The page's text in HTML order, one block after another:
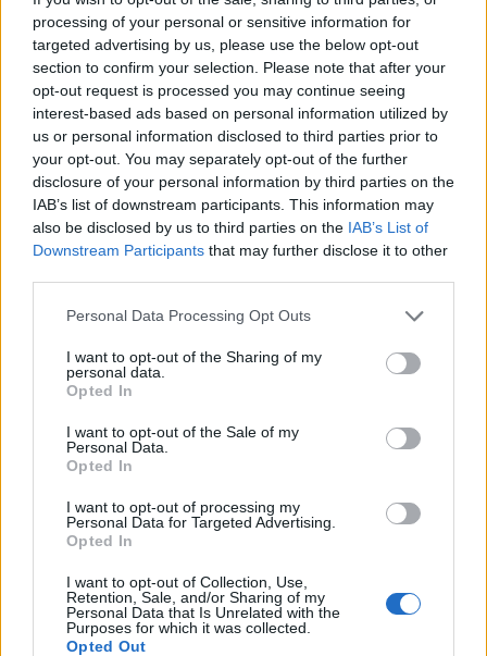
processing of your personal or sensitive information for
targeted advertising by us, please use the below opt-out
section to confirm your selection. Please note that after your
opt-out request is processed you may continue seeing
interest-based ads based on personal information utilized by
us or personal information disclosed to third parties prior to
your opt-out. You may separately opt-out of the further
disclosure of your personal information by third parties on the
IAB’s list of downstream participants. This information may
also be disclosed by us to third parties on the IAB’s List of
Downstream Participants that may further disclose it to other
Personal Data Processing Opt Outs
I want to opt-out of the Sharing of my
personal data.
Opted In
I want to opt-out of the Sale of my
Personal Data.
Opted In
I want to opt-out of processing my
Personal Data for Targeted Advertising.
Opted In
I want to opt-out of Collection, Use,
Retention, Sale, and/or Sharing of my
Personal Data that Is Unrelated with the
Purposes for which it was collected.
Opted Out
Tags: ACAP
Associação Automóvel de Portugal
carros elétricos
híbridos
Híbridos plug-in
Ligeiros de mercadorias
Ligeiros de passageiros
Mobilidade elétrica
Pesados
Virgilio Machado
NX7 é o novo SUV da Nissan para China e
pode chegar à Europa
VIRGILIO MACHADO